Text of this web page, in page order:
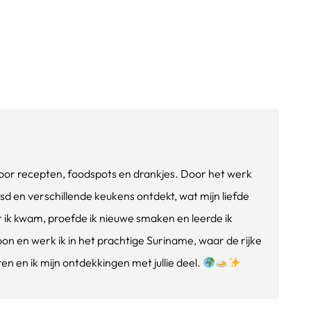
recepten, foodspots en drankjes. Door het werk
en verschillende keukens ontdekt, wat mijn liefde
kwam, proefde ik nieuwe smaken en leerde ik
en werk ik in het prachtige Suriname, waar de rijke
en ik mijn ontdekkingen met jullie deel.